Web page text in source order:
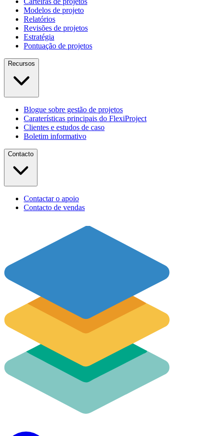
Modelos de projeto
Relatórios
Revisões de projetos
Estratégia
Pontuação de projetos
Recursos
Blogue sobre gestão de projetos
Caraterísticas principais do FlexiProject
Clientes e estudos de caso
Boletim informativo
Contacto
Contactar o apoio
Contacto de vendas